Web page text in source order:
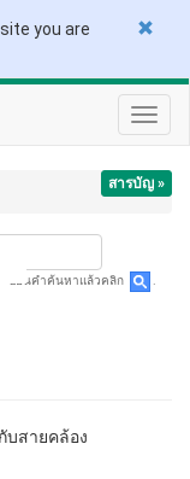
you are
สารบัญ »
ป้อนคำค้นหาแล้วคลิก
บสายคล้อง